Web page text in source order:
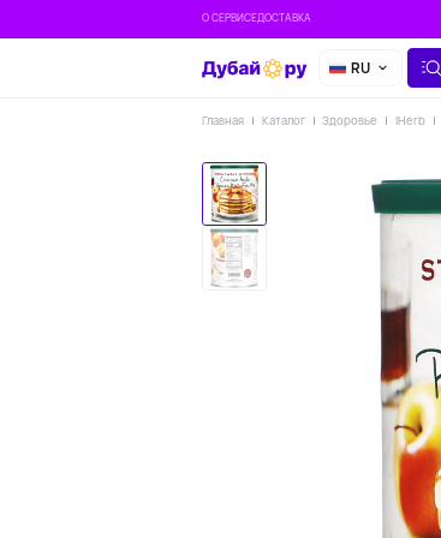
О СЕРВИСЕДОСТАВКА
RU
Главная Каталог Здоровье IHerb